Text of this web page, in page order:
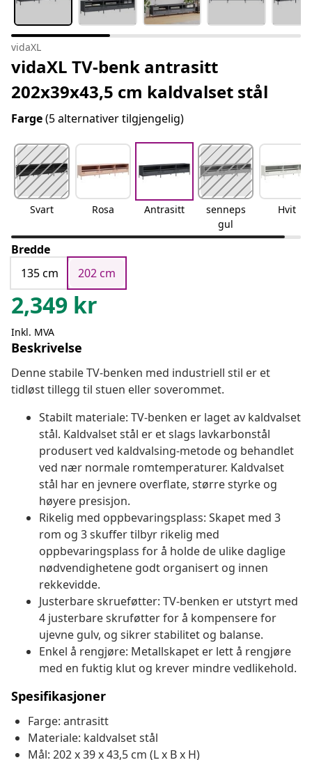
vidaXL
vidaXL TV-benk antrasitt
202x39x43,5 cm kaldvalset stål
Farge(5 alternativer tilgjengelig)
Svart Rosa Antrasitt
senneps
gul
Hvit
Bredde
135 cm
202 cm
2,349 kr
Inkl. MVA
Beskrivelse
Denne stabile TV-benken med industriell stil er et
tidløst tillegg til stuen eller soverommet.
Stabilt materiale: TV-benken er laget av kaldvalset
stål. Kaldvalset stål er et slags lavkarbonstål
produsert ved kaldvalsing-metode og behandlet
ved nær normale romtemperaturer. Kaldvalset
stål har en jevnere overflate, større styrke og
høyere presisjon.
Rikelig med oppbevaringsplass: Skapet med 3
rom og 3 skuffer tilbyr rikelig med
oppbevaringsplass for å holde de ulike daglige
nødvendighetene godt organisert og innen
rekkevidde.
Justerbare skrueføtter: TV-benken er utstyrt med
4 justerbare skruføtter for å kompensere for
ujevne gulv, og sikrer stabilitet og balanse.
Enkel å rengjøre: Metallskapet er lett å rengjøre
med en fuktig klut og krever mindre vedlikehold.
Spesifikasjoner
Farge: antrasitt
Materiale: kaldvalset stål
Mål: 202 x 39 x 43,5 cm (L x B x H)